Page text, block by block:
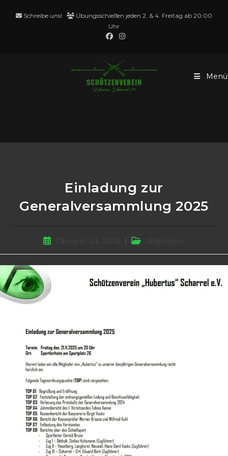
Inhalt Schreibe uns!
Übungsschießen jeden 2. & 4. Freitag ab 20:00
Uhr
Menü
Einladung zur
Generalversammlung 2025
BeitragOktober 23, 2025
Beitrags-Allgemein